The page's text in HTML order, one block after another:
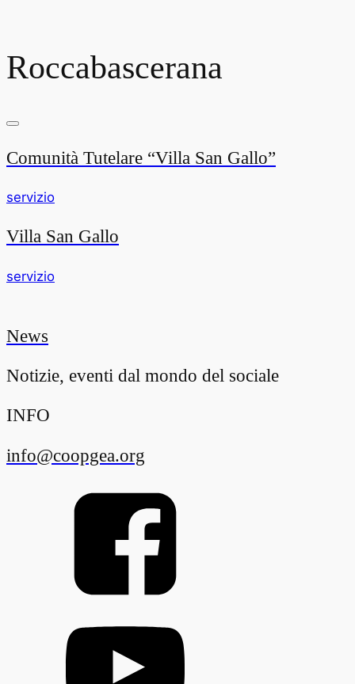
Roccabascerana
Comunità Tutelare “Villa San Gallo”
servizio
Villa San Gallo
servizio
News
Notizie, eventi dal mondo del sociale
INFO
info@coopgea.org